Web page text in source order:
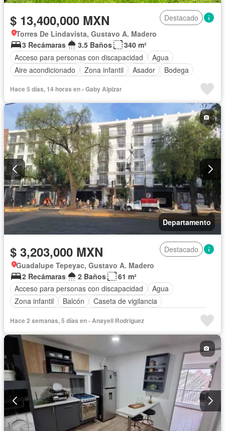
$ 13,400,000 MXN
Destacado
Torres De Lindavista, Gustavo A. Madero
3 Recámaras
3.5 Baños
340 m²
Acceso para personas con discapacidad
Agua
Aire acondicionado
Zona infantil Asador
Bodega
Cuarto de Limpieza
Cuarto de servicio
Estacionamiento
Gimnasio Internet
Despacho
Terraza
Wifi Zonas verdes Sin amueblar
Hace 5 días, 14 horas en - Gaby Alpizar
Departamento
$ 3,203,000 MXN
Destacado
Guadalupe Tepeyac, Gustavo A. Madero
2 Recámaras
2 Baños
61 m²
Acceso para personas con discapacidad
Agua
Zona infantil
Balcón
Caseta de vigilancia
Cocina equipada
Cocina integral
Cuarto de servicio
Electricidad
Elevador
Estacionamiento Gas natural
Internet
Jardín Sala polivalente
Seguridad
Televisión por cable
Hace 2 semanas, 5 días en - Anayeli Rodriguez